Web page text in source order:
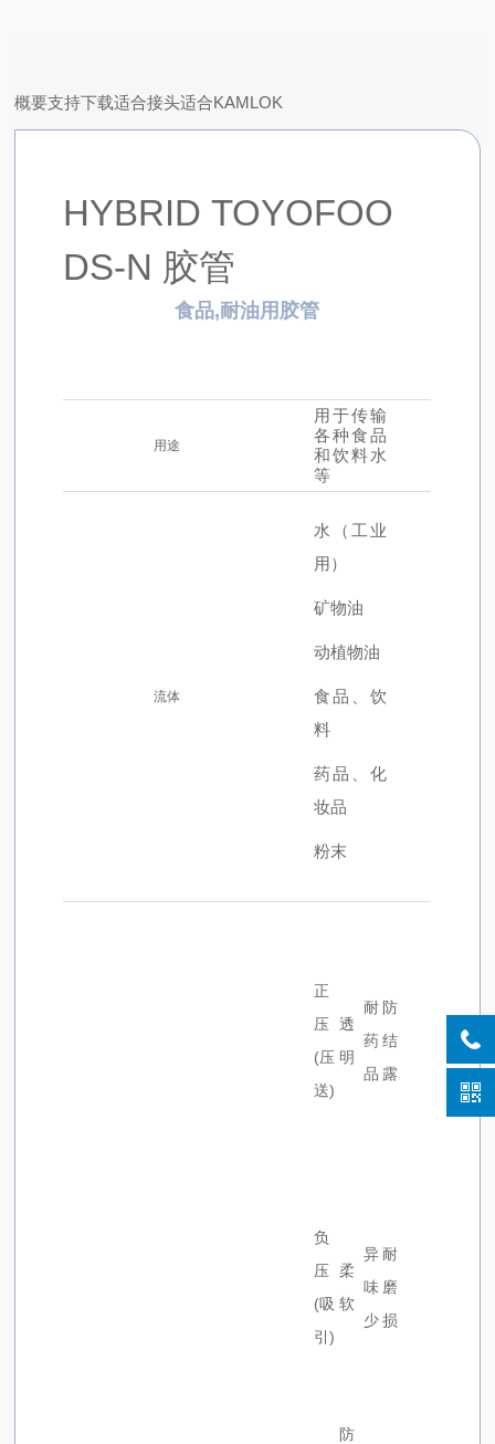
概要支持下载适合接头适合KAMLOK
HYBRID TOYOFOO
DS-N 胶管
食品,耐油用胶管
用途
用于传输
各种食品
和饮料水
等
流体
水（工业
用）
矿物油
动植物油
食品、饮
料
药品、化
妆品
粉末
正
压
(压
送)
负
压
(吸
引)
透
明
柔
软
防
耐
药
品
异
味
少
防
结
露
耐
磨
损